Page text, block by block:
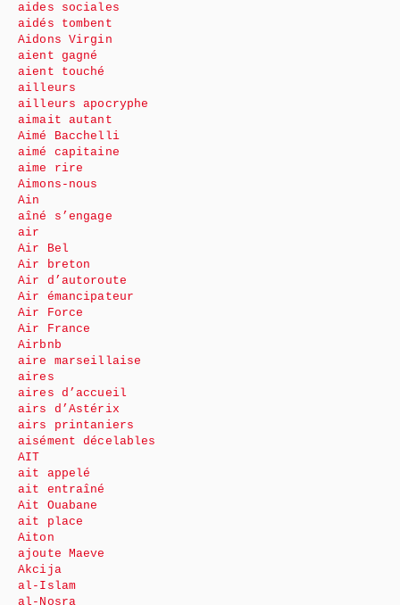
aides sociales
aidés tombent
Aidons Virgin
aient gagné
aient touché
ailleurs
ailleurs apocryphe
aimait autant
Aimé Bacchelli
aimé capitaine
aime rire
Aimons-nous
Ain
aîné s’engage
air
Air Bel
Air breton
Air d’autoroute
Air émancipateur
Air Force
Air France
Airbnb
aire marseillaise
aires
aires d’accueil
airs d’Astérix
airs printaniers
aisément décelables
AIT
ait appelé
ait entraîné
Ait Ouabane
ait place
Aiton
ajoute Maeve
Akcija
al-Islam
al-Nosra